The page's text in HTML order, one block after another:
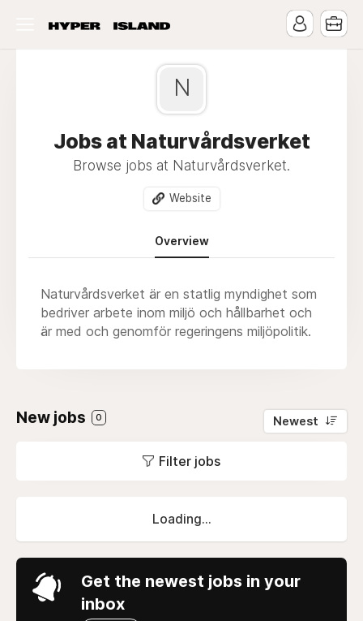
N
Jobs at Naturvårdsverket
Browse jobs at Naturvårdsverket.
Website
Overview
Naturvårdsverket är en statlig myndighet som
bedriver arbete inom miljö och hållbarhet och
är med och genomför regeringens miljöpolitik.
New jobs 0 Newest
Filter jobs
Loading...
Get the newest jobs in your
inbox